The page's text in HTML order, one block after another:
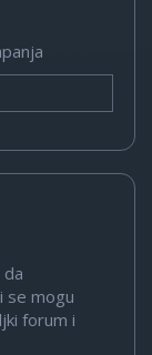
se mogu
forum i